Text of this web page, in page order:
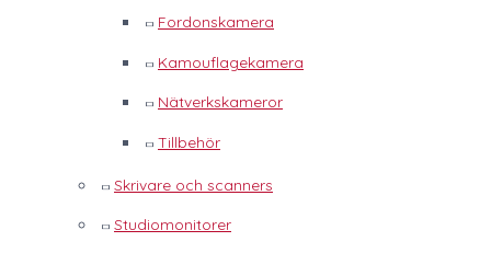
Fordonskamera
Kamouflagekamera
Nätverkskameror
Tillbehör
Skrivare och scanners
Studiomonitorer